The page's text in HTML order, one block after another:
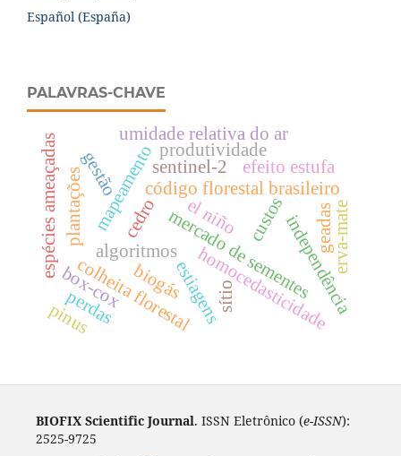
Español (España)
PALAVRAS-CHAVE
mercado de sementes
código florestal brasileiro
algoritmos
mapeamentosentinel-2
colheita florestal
custos
produtividade
umidade relativa do ar
gestão
homocedasticidade
independência
box-cox
efeito estufa
espécies ameaçadas
sítio
cedro el niño
estiagens
erva-mate
biogás
perdas
geadas
plantações
pinus
BIOFIX Scientific Journal. ISSN Eletrônico (e-ISSN):
2525-9725